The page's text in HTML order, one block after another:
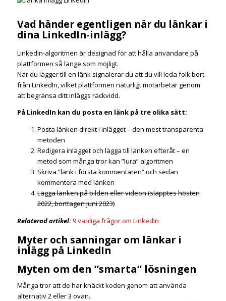
Vad händer egentligen när du länkar i
dina LinkedIn-inlägg?
LinkedIn-algoritmen är designad för att hålla användare på
plattformen så länge som möjligt.
När du lägger till en länk signalerar du att du vill leda folk bort
från LinkedIn, vilket plattformen naturligt motarbetar genom
att begränsa ditt inläggs räckvidd.
På LinkedIn kan du posta en länk på tre olika sätt:
Posta länken direkt i inlägget – den mest transparenta
metoden
Redigera inlägget och lägga till länken efteråt – en
metod som många tror kan ”lura” algoritmen
Skriva ”länk i första kommentaren” och sedan
kommentera med länken
Lägga länken på bilden eller videon (släpptes hösten
2022, borttagen juni 2023)
Relaterad artikel:9 vanliga frågor om LinkedIn
Myter och sanningar om länkar i
inlägg på LinkedIn
Myten om den ”smarta” lösningen
Många tror att de har knäckt koden genom att använda
alternativ 2 eller 3 ovan.